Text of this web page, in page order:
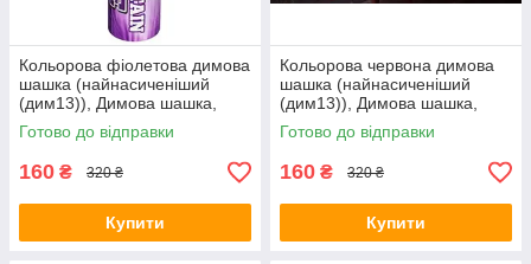
Кольорова фіолетова димова
шашка (найнасиченіший
(дим13)), Димова шашка,
кольоровий дим,
фиолетовый дым
Готово до відправки
160 ₴ 320 ₴
Купити
Кольорова червона димова
шашка (найнасиченіший
(дим13)), Димова шашка,
кольоровий дим
Готово до відправки
160 ₴ 320 ₴
Купити